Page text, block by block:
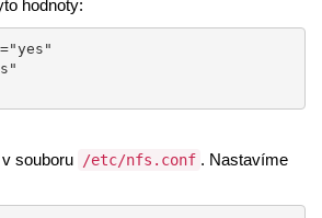
hodnoty:
souboru /etc/nfs.conf . Nastavíme